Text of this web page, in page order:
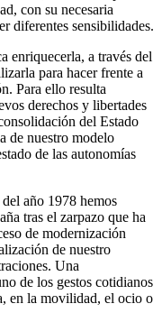
con su necesaria
diferentes sensibilidades.
enriquecerla, a través del
para hacer frente a
Para ello resulta
derechos y libertades
del Estado
de nuestro modelo
de las autonomías
año 1978 hemos
tras el zarpazo que ha
de modernización
de nuestro
Una
de los gestos cotidianos
en la movilidad, el ocio o